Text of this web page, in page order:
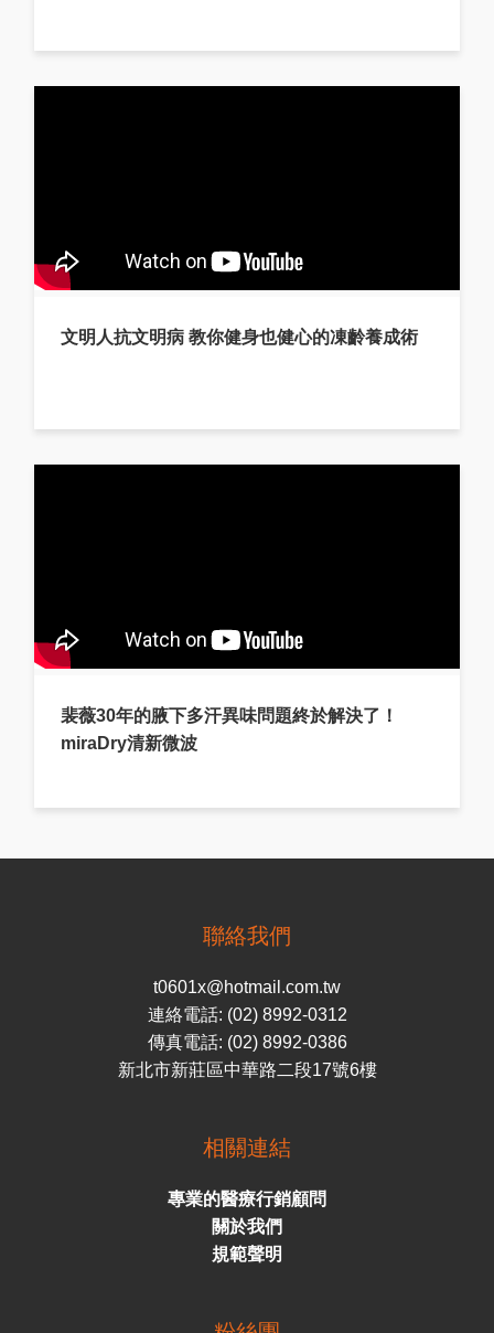
文明人抗文明病 教你健身也健心的凍齡養成術
裴薇30年的腋下多汗異味問題終於解決了！
miraDry清新微波
聯絡我們
t0601x@hotmail.com.tw
連絡電話: (02) 8992-0312
傳真電話: (02) 8992-0386
新北市新莊區中華路二段17號6樓
相關連結
專業的醫療行銷顧問
關於我們
規範聲明